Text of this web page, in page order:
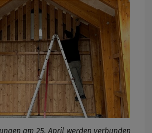
am 25. April werden verbunden